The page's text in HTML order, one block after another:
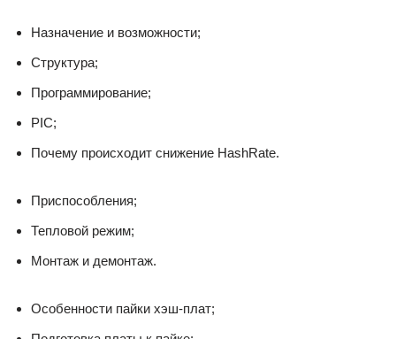
Назначение и возможности;
Структура;
Программирование;
PIC;
Почему происходит снижение HashRate.
Приспособления;
Тепловой режим;
Монтаж и демонтаж.
Особенности пайки хэш-плат;